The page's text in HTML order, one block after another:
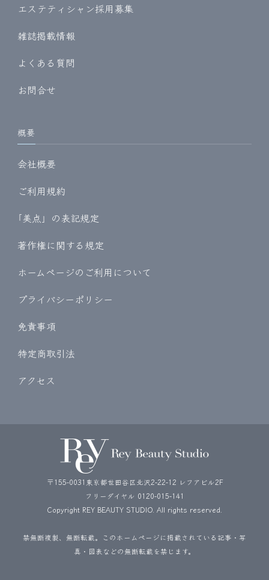
エステティシャン採用募集
雑誌掲載情報
よくある質問
お問合せ
概要
会社概要
ご利用規約
｢美点」の表記規定
著作権に関する規定
ホームページのご利用について
プライバシーポリシー
免責事項
特定商取引法
アクセス
〒155-0031東京都世田谷区北沢2-22-12 レフアビル2F
フリーダイヤル 0120-015-141
Copyright REY BEAUTY STUDIO. All rights reserved.
禁無断複製、無断転載。このホームページに掲載されている記事・写
真・図表などの無断転載を禁じます。